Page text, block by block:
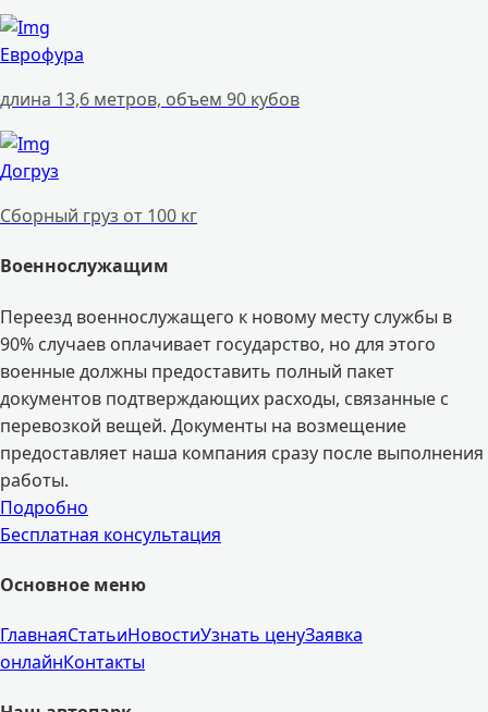
Еврофура
длина 13,6 метров, объем 90 кубов
Догруз
Сборный груз от 100 кг
Военнослужащим
Переезд военнослужащего к новому месту службы в
90% случаев оплачивает государство, но для этого
военные должны предоставить полный пакет
документов подтверждающих расходы, связанные с
перевозкой вещей. Документы на возмещение
предоставляет наша компания сразу после выполнения
работы.
Подробно
Бесплатная консультация
Основное меню
ГлавнаяСтатьиНовостиУзнать ценуЗаявка
онлайнКонтакты